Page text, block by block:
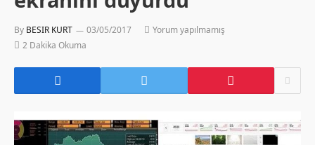
By BESIR KURT 03/05/2017
Yorum yapılmamış
2 Dakika Okuma